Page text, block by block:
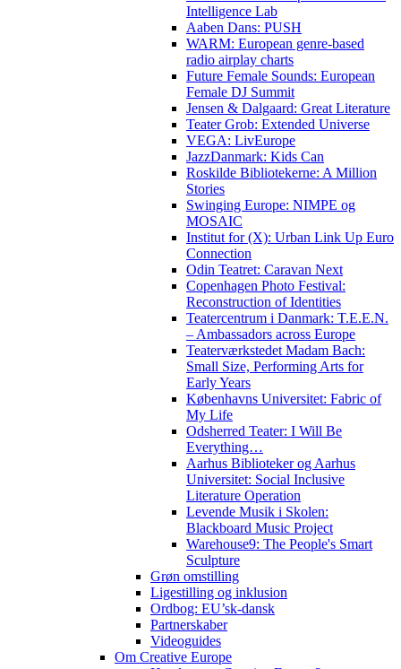
Intelligence Lab
Aaben Dans: PUSH
WARM: European genre-based
radio airplay charts
Future Female Sounds: European
Female DJ Summit
Jensen & Dalgaard: Great Literature
Teater Grob: Extended Universe
VEGA: LivEurope
JazzDanmark: Kids Can
Roskilde Bibliotekerne: A Million
Stories
Swinging Europe: NIMPE og
MOSAIC
Institut for (X): Urban Link Up Euro
Connection
Odin Teatret: Caravan Next
Copenhagen Photo Festival:
Reconstruction of Identities
Teatercentrum i Danmark: T.E.E.N.
– Ambassadors across Europe
Teaterværkstedet Madam Bach:
Small Size, Performing Arts for
Early Years
Københavns Universitet: Fabric of
My Life
Odsherred Teater: I Will Be
Everything…
Aarhus Biblioteker og Aarhus
Universitet: Social Inclusive
Literature Operation
Levende Musik i Skolen:
Blackboard Music Project
Warehouse9: The People's Smart
Sculpture
Grøn omstilling
Ligestilling og inklusion
Ordbog: EU’sk-dansk
Partnerskaber
Videoguides
Om Creative Europe